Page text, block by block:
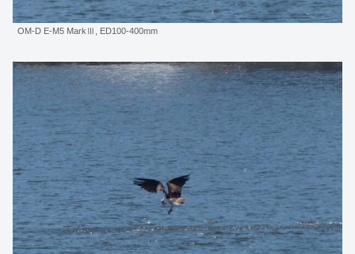
OM-D E-M5 MarkⅢ, ED100-400mm